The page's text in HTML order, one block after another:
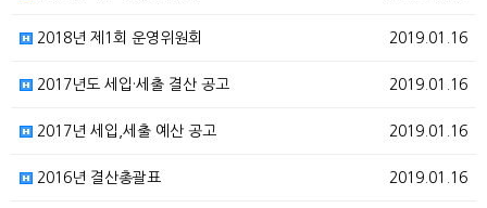
2019.01.16
2018년 제1회 운영위원회
2019.01.16
2017년도 세입·세출 결산 공고
2019.01.16
2017년 세입,세출 예산 공고
2019.01.16
2016년 결산총괄표